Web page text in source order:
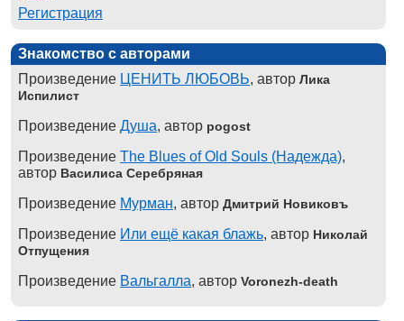
Регистрация
Знакомство с авторами
Произведение ЦЕНИТЬ ЛЮБОВЬ, автор Лика
Испилист
Произведение Душа, автор pogost
Произведение The Blues of Old Souls (Надежда),
автор Василиса Серебряная
Произведение Мурман, автор Дмитрий Новиковъ
Произведение Или ещё какая блажь, автор Николай
Отпущения
Произведение Вальгалла, автор Voronezh-death